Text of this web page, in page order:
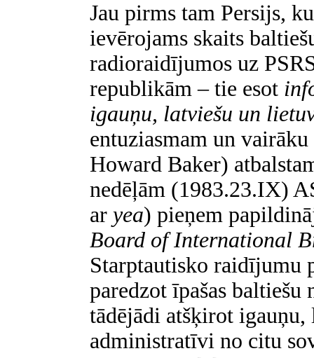
Jau pirms tam Persijs,
ievērojams skaits
radioraidījumos uz
republikām – tie esot
igauņu, latviešu un
entuziasmam un
Howard Baker)
nedēļām (1983.23.IX)
ar yea) pieņem
Board of International
Starptautisko raidījumu
paredzot īpašas baltiešu
tādējādi atšķirot
administratīvi no citu